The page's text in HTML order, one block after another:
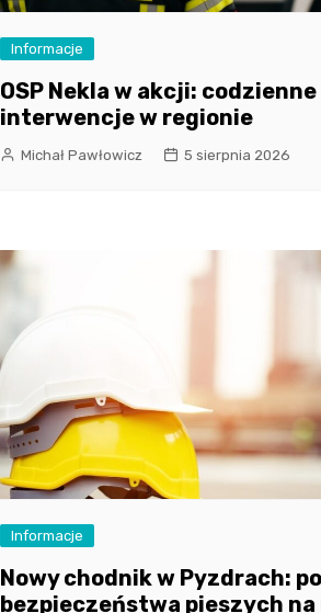
Informacje
OSP Nekla w akcji: codzienne
interwencje w regionie
Michał Pawłowicz 5 sierpnia 2026
Informacje
Nowy chodnik w Pyzdrach:
bezpieczeństwa pieszych na